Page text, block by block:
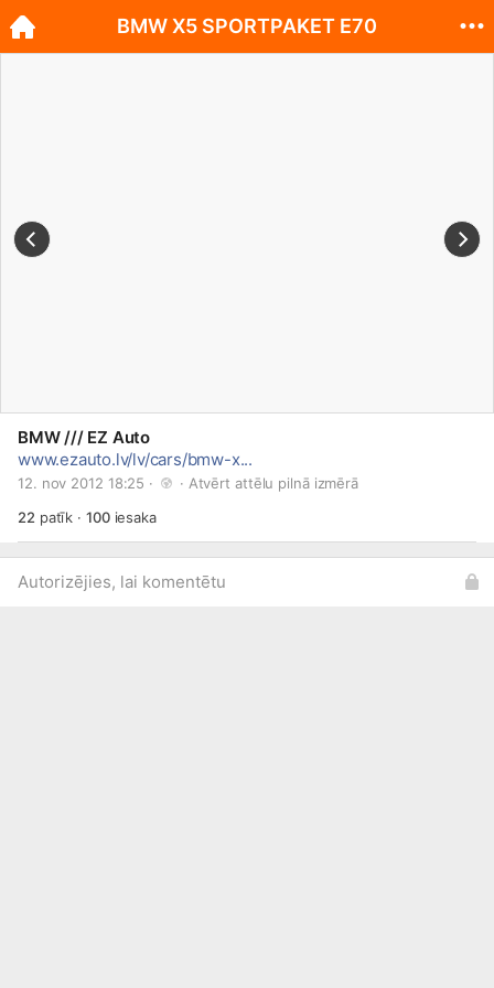
BMW /// EZ Auto
www.ezauto.lv/lv/cars/bmw-x...
12. nov 2012 18:25 · · Atvērt attēlu pilnā izmērā
22 patīk · 100iesaka
Autorizējies, lai komentētu
BMW X5 SPORTPAKET E70